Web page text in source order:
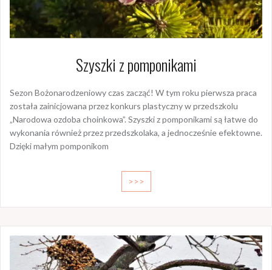
Szyszki z pomponikami
Sezon Bożonarodzeniowy czas zacząć! W tym roku pierwsza praca
została zainicjowana przez konkurs plastyczny w przedszkolu
„Narodowa ozdoba choinkowa”. Szyszki z pomponikami są łatwe do
wykonania również przez przedszkolaka, a jednocześnie efektowne.
Dzięki małym pomponikom
>>>